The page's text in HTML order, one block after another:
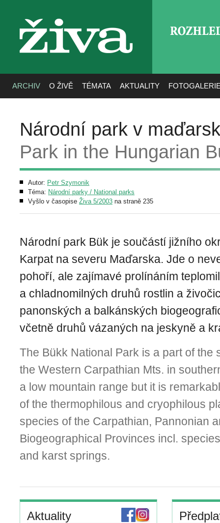
živa
ARCHIV O ŽIVĚ TÉMATA AKTUALITY
Národní park v
Park in the Hungarian
Autor: Petr Szymonik
Téma: Národní parky / National parks
Vyšlo v časopise Živa 5/2003 na straně 235
Národní park Bük je součástí jižního
Karpat na severu Maďarska. Jde o
pohoří, ale zajímavé prolínáním
a chladnomilných druhů rostlin a
panonských a balkánských
včetně druhů vázaných na jeskyně a
The Bükk National Park is a part of the
the Western Carpathian Mts. in
a low mountain range but it is
of the thermophilous and cryophilous
species of the Carpathian, Pannonian
Biogeographical Provinces incl.
and karst springs.
Aktuality